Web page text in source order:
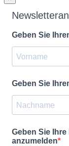
Geben Sie
Geben Sie
Geben Sie
anzumelden